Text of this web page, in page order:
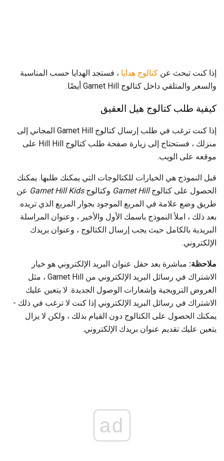
إذا كنت تبحث عن كتالوج هدايا ، فستجد الهدايا حسب المناسبة
والسعر والمتلقي داخل كتالوج Garnet Hill أيضًا.
كيفية طلب كتالوج هيل العقيق
إذا كنت ترغب في طلب إرسال كتالوج Garnet Hill المجاني إلى
منزلك ، فستحتاج إلى زيارة صفحة طلب كتالوج Hill Hill على
موقعه على الويب.
قبل النموذج هي الخيارات للكتالوجات التي يمكنك طلبها. يمكنك
الحصول على كتالوجGarnet Hill وكتالوجGarnet Hill Kids عن
طريق وضع علامة في المربع الموجود بجوار المربع الذي تريده.
بعد ذلك ، املأ النموذج باسمك الأول والأخير ، وعنوان المراسلة
البريدية بالكامل حيث يجب إرسال الكتالوج ، وعنوان بريدك
الإلكتروني.
ملاحظة: مباشرة بعد حقل عنوان البريد الإلكتروني هو خيار
الاشتراك في رسائل البريد الإلكتروني من Garnet Hill ، مثل
العروض الترويجية وإشعارات الوصول الجديدة. لا يتعين عليك
الاشتراك في رسائل البريد الإلكتروني إذا كنت لا ترغب في ذلك -
يمكنك الحصول على الكتالوج دون القيام بذلك ، ولكن لا يزال
يتعين عليك تقديم عنوان بريدك الإلكتروني.
ad